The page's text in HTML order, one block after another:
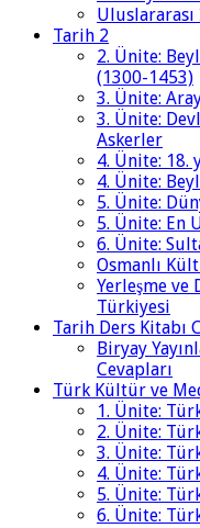
Tarih 2
2. Ünite:
(1300-1453)
3. Ünite:
3. Ünite:
Askerler
4. Ünite: 18.
4. Ünite:
5. Ünite:
5. Ünite: En
6. Ünite:
Osmanlı
Yerleşme ve
Türkiyesi
Tarih Ders Kitabı
Biryay
Cevapları
Türk Kültür ve
1. Ünite:
2. Ünite:
3. Ünite:
4. Ünite:
5. Ünite:
6. Ünite: